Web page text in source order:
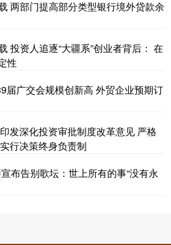
两部门提高部分类型银行境外贷款余
投资人追逐“大疆系”创业者背后： 在
性
届广交会规模创新高 外贸企业预期订
发深化投资审批制度改革意见 严格
行决策终身负责制
布告别歌坛：世上所有的事“没有永